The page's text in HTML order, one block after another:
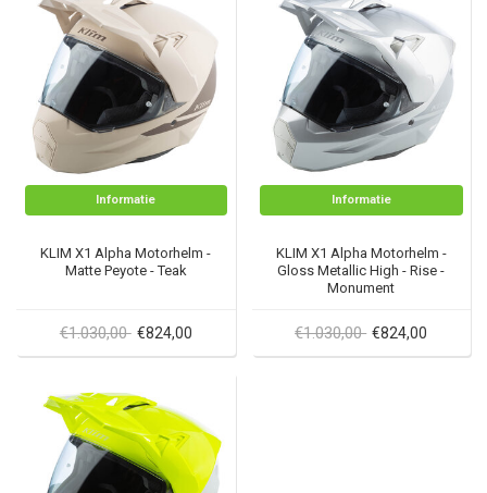
Informatie
KLIM X1 Alpha Motorhelm -
Matte Peyote - Teak
€1.030,00 €824,00
Informatie
KLIM X1 Alpha Motorhelm -
Gloss Metallic High - Rise -
Monument
€1.030,00 €824,00